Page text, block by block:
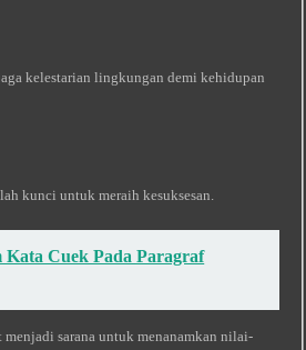
kelestarian lingkungan demi kehidupan
kunci untuk meraih kesuksesan.
Kata Cuek Pada Paragraf
menjadi sarana untuk menanamkan nilai-